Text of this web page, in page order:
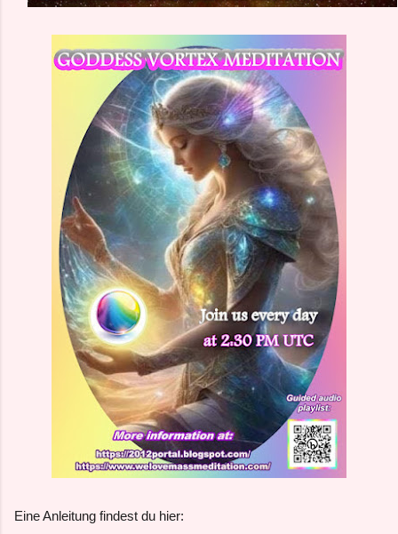
Eine Anleitung findest du hier: